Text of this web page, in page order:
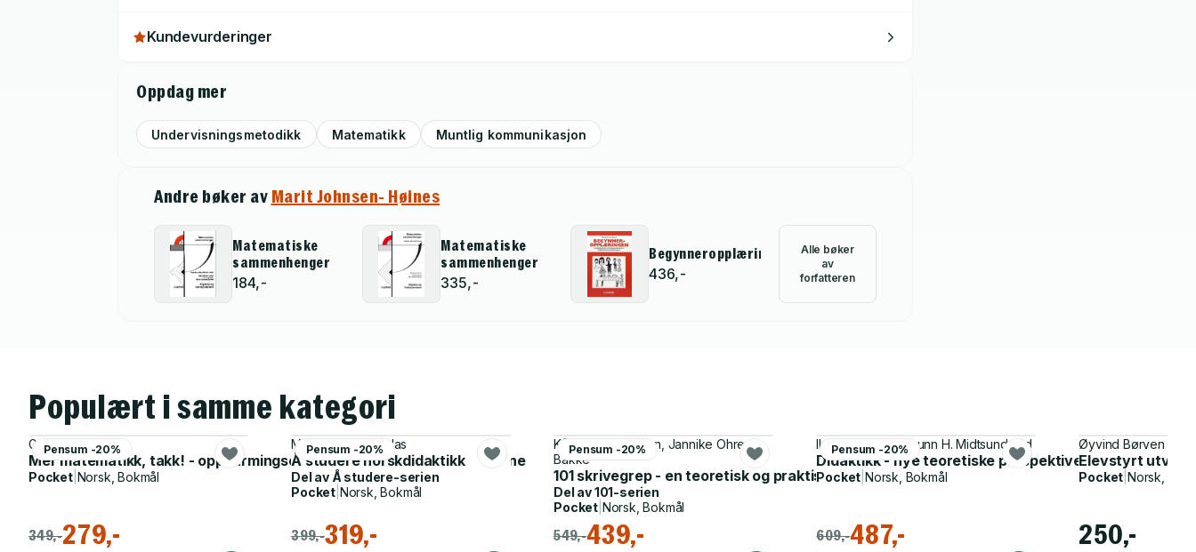
Kundevurderinger
Oppdag mer
Undervisningsmetodikk Matematikk Muntlig kommunikasjon
Andre bøker av Marit Johnsen- Høines
Matematiske
sammenhenger
184,-
Matematiske
sammenhenger
335,-
Begynneropplæringen
436,-
Alle bøker
av
forfatteren
Populært i samme kategori
Pensum -20%
Gaute Hovtun
Mer matematikk, takk! - oppvarmingsoppgaver som engasjerer elevene
Pocket| Norsk, Bokmål
349,-279,-
Pensum -20%
Marte Blikstad-Balas
Å studere norskdidaktikk
Del av Å studere-serien
Pocket| Norsk, Bokmål
399,-319,-
Pensum -20%
Kåre Kverndokken, Jannike Ohrem
Bakke
101 skrivegrep - en teoretisk og praktisk skrivedidaktikk
Del av101-serien
Pocket Norsk, Bokmål
549,-439,-
Pensum -20%
Ilmi Willbergh, Jorunn H. Midtsundstad
Didaktikk - nye teoretiske perspektiver på
Pocket Norsk, Bokmål
609,-487,-
Øyvind Børven
Elevstyrt
Pocket |Norsk,
250,-